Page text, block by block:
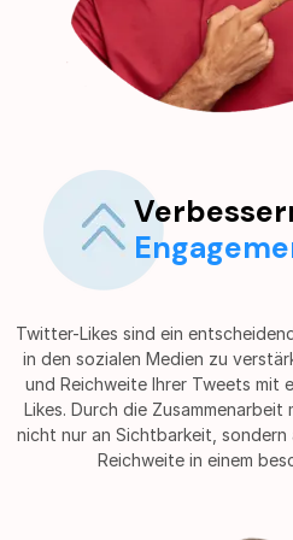
Twitter-Likes sind ein
in den sozialen Medien zu
und Reichweite Ihrer Tweets mit
Likes. Durch die
nicht nur an Sichtbarkeit,
Reichweite in einem